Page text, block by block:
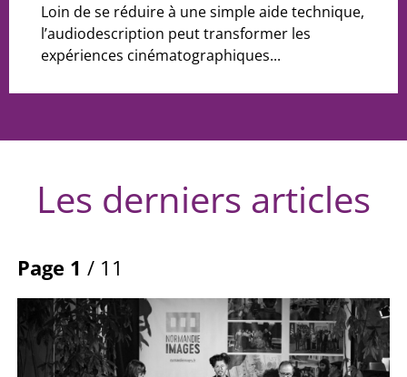
Loin de se réduire à une simple aide technique,
l’audiodescription peut transformer les
expériences cinématographiques...
Les derniers articles
Page 1 / 11